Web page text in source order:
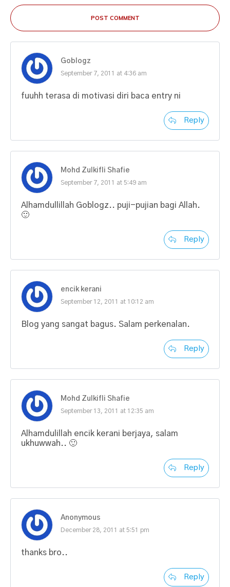
POST COMMENT
Goblogz
September 7, 2011 at 4:36 am
fuuhh terasa di motivasi diri baca entry ni
Reply
Mohd Zulkifli Shafie
September 7, 2011 at 5:49 am
Alhamdullillah Goblogz.. puji-pujian bagi Allah.
🙂
Reply
encik kerani
September 12, 2011 at 10:12 am
Blog yang sangat bagus. Salam perkenalan.
Reply
Mohd Zulkifli Shafie
September 13, 2011 at 12:35 am
Alhamdulillah encik kerani berjaya, salam
ukhuwwah.. 🙂
Reply
Anonymous
December 28, 2011 at 5:51 pm
thanks bro..
Reply